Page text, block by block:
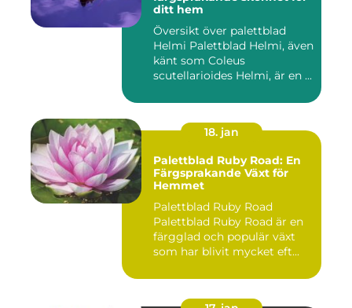
ditt hem
Översikt över palettblad
Helmi Palettblad Helmi, även
känt som Coleus
scutellarioides Helmi, är en ...
18. jan
Palettblad Ruby Road: En
Färgsprakande Växt för
Hemmet
Palettblad Ruby Road
Palettblad Ruby Road är en
färgglad och populär växt
som har blivit mycket eft...